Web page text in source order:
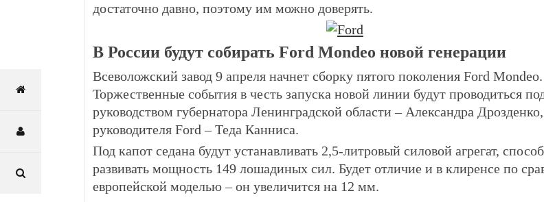
достаточно давно, поэтому им можно доверять.
В России будут собирать Ford Mondeo новой генерации
Всеволожский завод 9 апреля начнет сборку пятого поколения Ford Mondeo.
Торжественные события в честь запуска новой линии будут проводиться
руководством губернатора Ленинградской области – Александра
руководителя Ford – Теда Канниса.
Под капот седана будут устанавливать 2,5-литровый силовой агрегат,
развивать мощность 149 лошадиных сил. Будет отличие и в клиренсе по
европейской моделью – он увеличится на 12 мм.